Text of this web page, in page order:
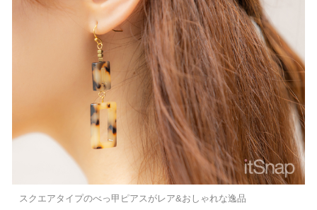
スクエアタイプのべっ甲ピアスがレア&おしゃれな逸品